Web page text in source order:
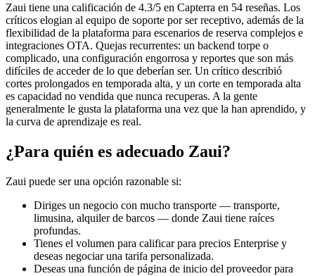
Zaui tiene una calificación de 4.3/5 en Capterra en 54 reseñas. Los
críticos elogian al equipo de soporte por ser receptivo, además de la
flexibilidad de la plataforma para escenarios de reserva complejos e
integraciones OTA. Quejas recurrentes: un backend torpe o
complicado, una configuración engorrosa y reportes que son más
difíciles de acceder de lo que deberían ser. Un crítico describió
cortes prolongados en temporada alta, y un corte en temporada alta
es capacidad no vendida que nunca recuperas. A la gente
generalmente le gusta la plataforma una vez que la han aprendido, y
la curva de aprendizaje es real.
¿Para quién es adecuado Zaui?
Zaui puede ser una opción razonable si:
Diriges un negocio con mucho transporte — transporte,
limusina, alquiler de barcos — donde Zaui tiene raíces
profundas.
Tienes el volumen para calificar para precios Enterprise y
deseas negociar una tarifa personalizada.
Deseas una función de página de inicio del proveedor para